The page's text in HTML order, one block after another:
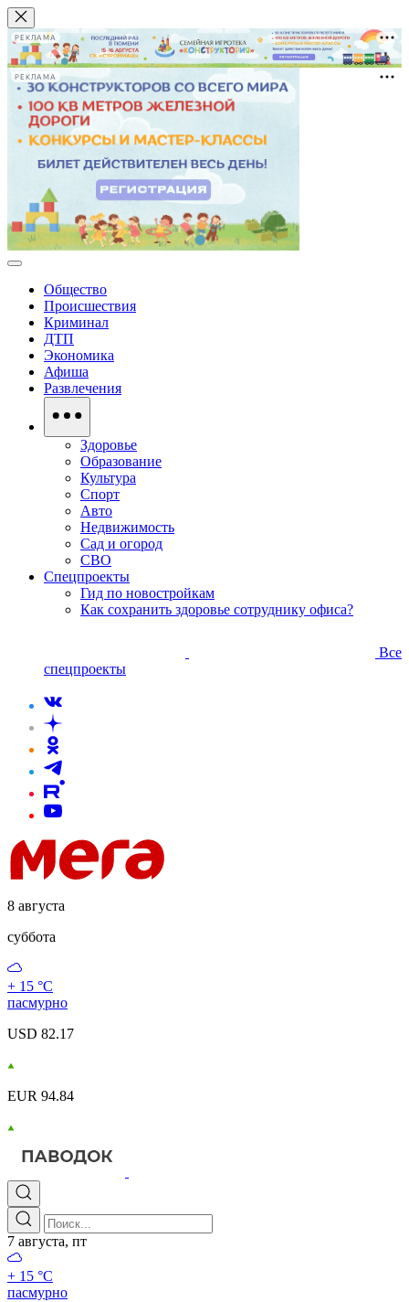
РЕКЛАМА
РЕКЛАМА
Общество
Происшествия
Криминал
ДТП
Экономика
Афиша
Развлечения
Здоровье
Образование
Культура
Спорт
Авто
Недвижимость
Сад и огород
СВО
Спецпроекты
Гид по новостройкам
Как сохранить здоровье сотруднику офиса?
Все
спецпроекты
8 августа
суббота
+ 15 °С
пасмурно
USD 82.17
EUR 94.84
7 августа, пт
+ 15 °С
пасмурно